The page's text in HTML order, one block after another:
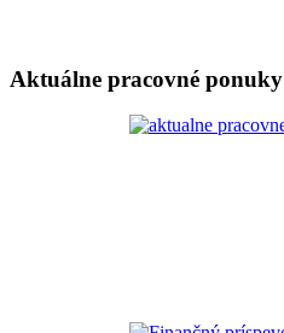
Aktuálne pracovné ponuky